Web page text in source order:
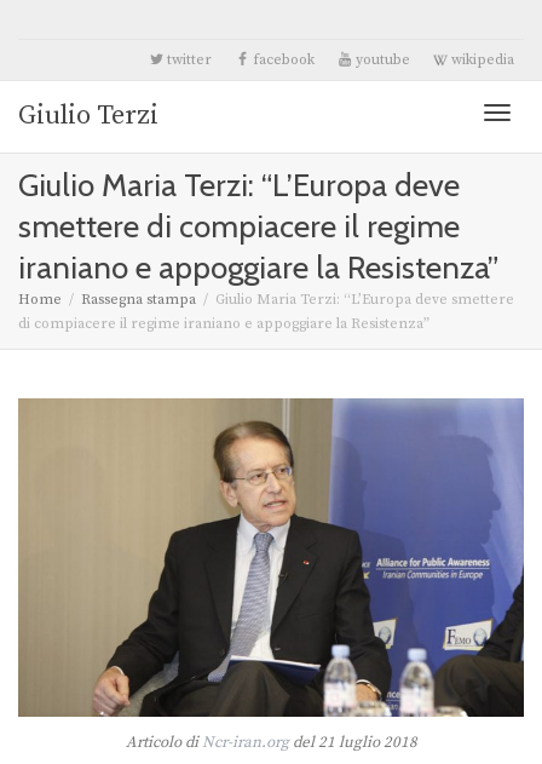
twitter facebook youtube wikipedia
Giulio Terzi
Giulio Maria Terzi: “L’Europa deve
smettere di compiacere il regime
iraniano e appoggiare la Resistenza”
Home Rassegna stampa
Giulio Maria Terzi: “L’Europa deve smettere
di compiacere il regime iraniano e appoggiare la Resistenza”
Articolo diNcr-iran.orgdel 21 luglio 2018